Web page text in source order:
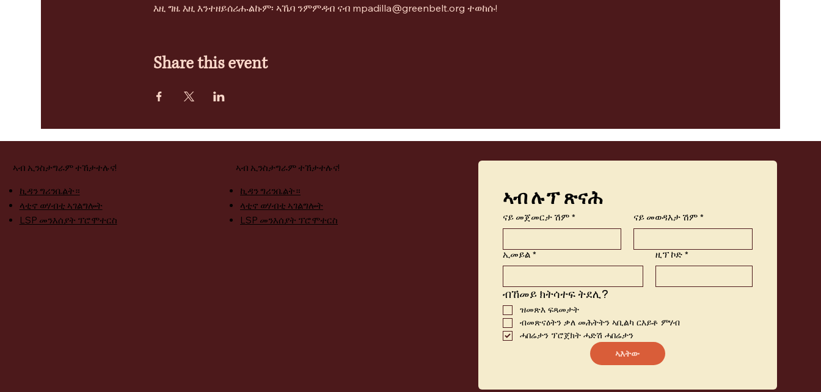
እዚ ግዜ እዚ እንተዘይሰሪሑልኩም፡ ኣኼባ ንምምዳብ ናብ mpadilla@greenbelt.org ተወከሱ!
Share this event
ኣብ ኢንስታግራም ተኸታተሉና!
ኪዳን ግሪንቤልት።
ላቲኖ ወሃብቲ ኣገልግሎት
LSP መንእሰያት ፕሮሞተርስ
ኣብ ኢንስታግራም ተኸታተሉና!
ኪዳን ግሪንቤልት።
ላቲኖ ወሃብቲ ኣገልግሎት
LSP መንእሰያት ፕሮሞተርስ
ኣብ ሉፕ ጽናሕ
ናይ መጀመርታ ሽም * ናይ መወዳእታ ሽም *
ኢመይል * ዚፕ ኮድ *
ብኸመይ ክትሳተፍ ትደሊ?
ዝመጽእ ፍጻመታት
ብመጽናዕትን ቃለ መሕትትን ኣቢልካ ርእይቶ ምሃብ
ሓበሬታን ፕሮጀክት ሓድሽ ሓበሬታን
ኣእትው